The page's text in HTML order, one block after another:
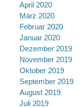
April 2020
März 2020
Februar 2020
Januar 2020
Dezember 2019
November 2019
Oktober 2019
September 2019
August 2019
Juli 2019